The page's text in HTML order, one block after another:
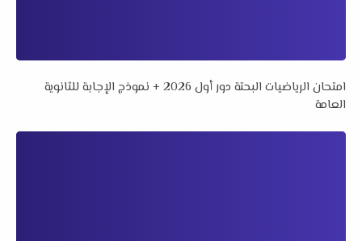
امتحان الرياضيات البحتة دور أول 2026 + نموذج الإجابة للثانوية
العامة